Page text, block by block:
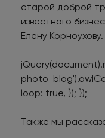
старой доброй
известного
Елену Корноухову.
photo-
loop: true, }); });
Также мы